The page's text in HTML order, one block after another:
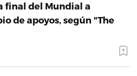
final del Mundial a
de apoyos, según "The